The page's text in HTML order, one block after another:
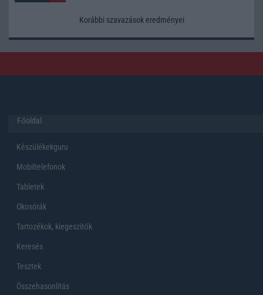
Korábbi szavazások eredményei
Főoldal
Készülékekguru
Mobiltelefonok
Tabletek
Okosórák
Tartozékok, kiegeszítők
Keresés
Tesztek
Összehasonlítás